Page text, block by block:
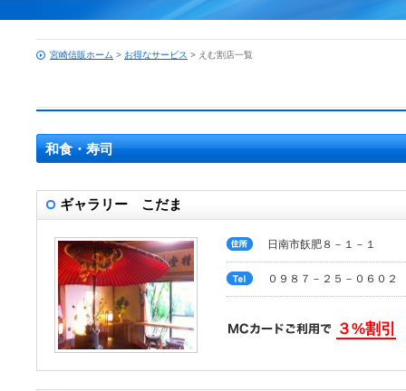
宮崎信販ホーム > お得なサービス > えむ割店一覧
和食・寿司
ギャラリー こだま
日南市飫肥８－１－１
０９８７－２５－０６０２
３%割引